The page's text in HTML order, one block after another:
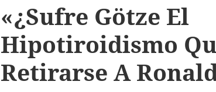
«¿Sufre Götze El
Hipotiroidismo
Retirarse A